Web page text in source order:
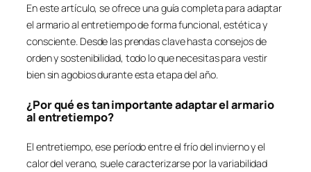
En este artículo, se ofrece una guía completa para adaptar
el armario al entretiempo de forma funcional, estética y
consciente. Desde las prendas clave hasta consejos de
orden y sostenibilidad, todo lo que necesitas para vestir
bien sin agobios durante esta etapa del año.
¿Por qué es tan importante adaptar el armario
al entretiempo?
El entretiempo, ese período entre el frío del invierno y el
calor del verano, suele caracterizarse por la variabilidad